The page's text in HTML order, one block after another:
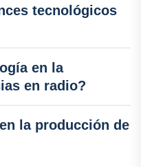
tecnológicos
en la
en radio?
la producción de